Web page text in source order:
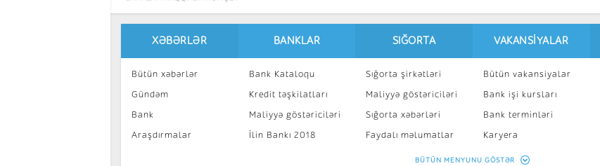
XƏBƏRLƏR
Bütün xəbərlər
Gündəm
Bank
Araşdırmalar
BANKLAR
Bank Kataloqu
Kredit təşkilatları
Maliyyə göstəriciləri
İlin Bankı 2018
SIĞORTA
Sığorta şirkətləri
Maliyyə göstəriciləri
Sığorta xəbərləri
Faydalı məlumatlar
Sığorta kalkulyatoru
VAKANSIYALAR
Bütün vakansiyalar
Bank işi kursları
Bank terminləri
Karyera
Peşakar inkişaf
BÜTÜN MENYUNU GÖSTƏR